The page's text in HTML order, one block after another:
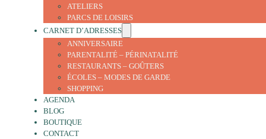
ATELIERS
PARCS DE LOISIRS
CARNET D’ADRESSES
ANNIVERSAIRE
PARENTALITÉ – PÉRINATALITÉ
RESTAURANTS – GOÛTERS
ÉCOLES – MODES DE GARDE
SHOPPING
AGENDA
BLOG
BOUTIQUE
CONTACT